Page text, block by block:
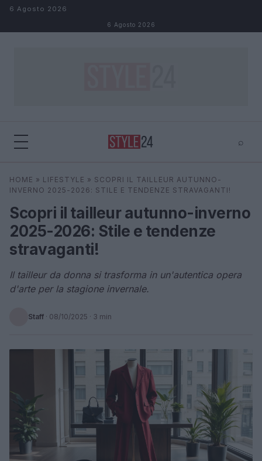
Salta al contenuto
6 Agosto 2026
6 Agosto 2026
⌕
Cerca ⌕
HOME » LIFESTYLE » SCOPRI IL TAILLEUR AUTUNNO-
INVERNO 2025-2026: STILE E TENDENZE STRAVAGANTI!
Scopri il tailleur autunno-inverno
2025-2026: Stile e tendenze
stravaganti!
Il tailleur da donna si trasforma in un'autentica opera
d'arte per la stagione invernale.
Staff · 08/10/2025 · 3 min